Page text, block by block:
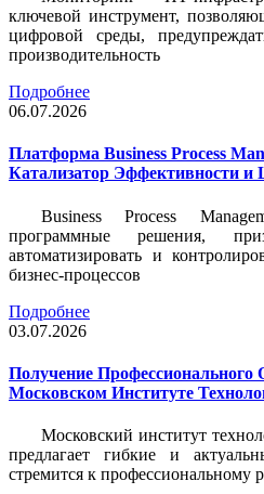
ключевой инструмент,
цифровой среды,
производительность
Подробнее
06.07.2026
Платформа Business Process
Катализатор Эффективности
Business Process
программные решения,
автоматизировать и
бизнес-процессов
Подробнее
03.07.2026
Получение
Московском Институте
Московский институт
предлагает гибкие и
стремится к профессиональному